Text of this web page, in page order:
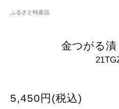
ふるさと特産品
金つがる
5,450円(税込)